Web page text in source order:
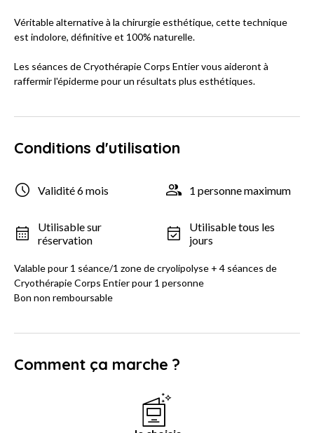
Véritable alternative à la chirurgie esthétique, cette technique
est indolore, définitive et 100% naturelle.
Les séances de Cryothérapie Corps Entier vous aideront à
raffermir l'épiderme pour un résultats plus esthétiques.
Conditions d'utilisation
Validité 6 mois 1 personne maximum
Utilisable sur
réservation
Utilisable tous les
jours
Valable pour 1 séance/1 zone de cryolipolyse + 4 séances de
Cryothérapie Corps Entier pour 1 personne
Bon non remboursable
Comment ça marche ?